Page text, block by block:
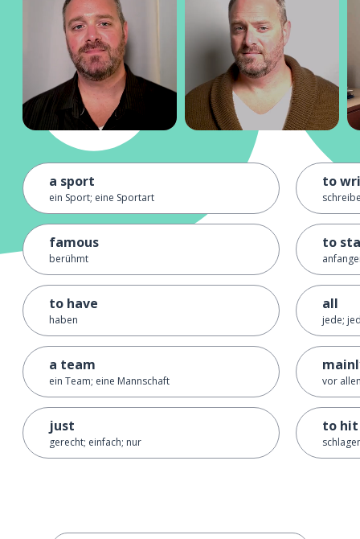
a sport
ein Sport; eine Sportart
famous
berühmt
to have
haben
a team
ein Team; eine Mannschaft
just
gerecht; einfach; nur
to
to
all
jede;
vor
to hit